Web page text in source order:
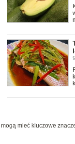
mieć kluczowe